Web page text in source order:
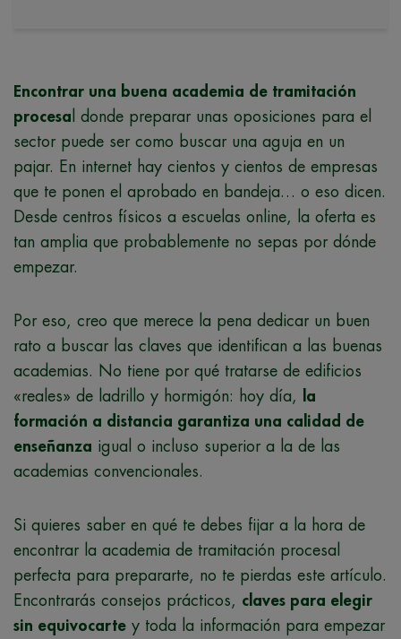
Encontrar una buena academia de tramitación
procesa l donde preparar unas oposiciones para el
sector puede ser como buscar una aguja en un
pajar. En internet hay cientos y cientos de empresas
que te ponen el aprobado en bandeja… o eso dicen.
Desde centros físicos a escuelas online, la oferta es
tan amplia que probablemente no sepas por dónde
empezar.
Por eso, creo que merece la pena dedicar un buen
rato a buscar las claves que identifican a las buenas
academias. No tiene por qué tratarse de edificios
«reales» de ladrillo y hormigón: hoy día,
la
formación a distancia garantiza una calidad de
enseñanza igual o incluso superior a la de las
academias convencionales.
Si quieres saber en qué te debes fijar a la hora de
encontrar la academia de tramitación procesal
perfecta para prepararte, no te pierdas este artículo.
Encontrarás consejos prácticos, claves para elegir
sin equivocarte y toda la información para empezar